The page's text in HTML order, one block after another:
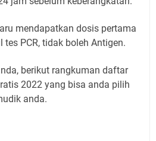
mendapatkan dosis pertama
PCR, tidak boleh Antigen.
berikut rangkuman daftar
2022 yang bisa anda pilih
anda.